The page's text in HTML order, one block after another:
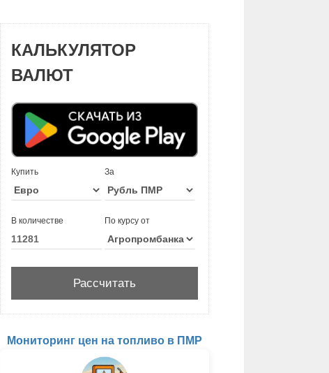
КАЛЬКУЛЯТОР
ВАЛЮТ
Купить За
В количестве По курсу от
Мониторинг цен на топливо в ПМР